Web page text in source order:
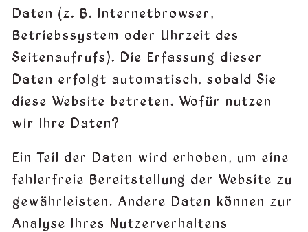
Daten (z. B. Internetbrowser,
Betriebssystem oder Uhrzeit des
Seitenaufrufs). Die Erfassung dieser
Daten erfolgt automatisch, sobald Sie
diese Website betreten. Wofür nutzen
wir Ihre Daten?
Ein Teil der Daten wird erhoben, um eine
fehlerfreie Bereitstellung der Website zu
gewährleisten. Andere Daten können zur
Analyse Ihres Nutzerverhaltens